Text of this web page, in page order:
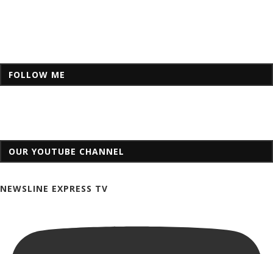
FOLLOW ME
OUR YOUTUBE CHANNEL
NEWSLINE EXPRESS TV